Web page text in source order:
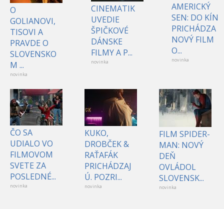
O
GOLIANOVI,
TISOVI A
PRAVDE O
SLOVENSKO
M ...
novinka
CINEMATIK
UVEDIE
ŠPIČKOVÉ
DÁNSKE
FILMY A P...
novinka
AMERICKÝ
SEN: DO KÍN
PRICHÁDZA
NOVÝ FILM
O...
novinka
ČO SA
UDIALO VO
FILMOVOM
SVETE ZA
POSLEDNÉ...
novinka
KUKO,
DROBČEK &
RAŤAFÁK
PRICHÁDZAJ
Ú. POZRI...
novinka
FILM SPIDER-
MAN: NOVÝ
DEŇ
OVLÁDOL
SLOVENSK...
novinka